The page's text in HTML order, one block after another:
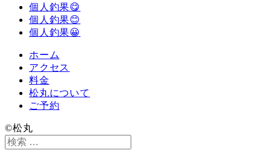
個人釣果😋
個人釣果😊
個人釣果😀
ホーム
アクセス
料金
松丸について
ご予約
©️松丸
検